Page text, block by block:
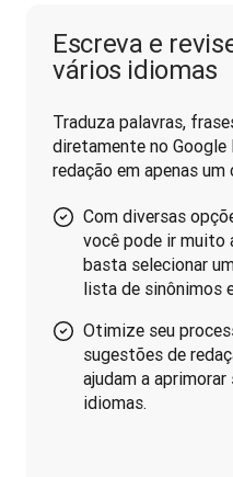
Escreva e
vários idiomas
Traduza palavras,
diretamente no Google
redação em apenas um
Com diversas
você pode ir muito
basta selecionar
lista de sinônimos
Otimize seu
sugestões de
ajudam a
idiomas.